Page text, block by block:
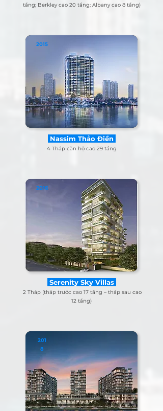
tầng; Berkley cao 20 tầng; Albany cao 8 tầng)
2015
Nassim Thảo Điền
4 Tháp căn hộ cao 29 tầng
2016
Serenity Sky Villas
2 Tháp (tháp trước cao 17 tầng – tháp sau cao
12 tầng)
201
8